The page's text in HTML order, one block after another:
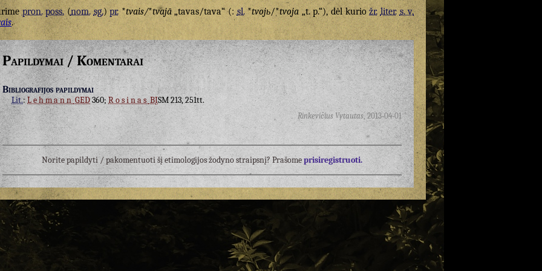
pron. poss.(nom. sg.)pr.*tvais/*tvajā„tavas/tava“ (:sl.*tvojь/*tvoja „t. p.“), dėl kuriožr. liter. s. v.
.
Papildymai / Komentarai
Bibliografijos papildymai
Lit.:LehmannGED360; RosinasBĮSM 213, 251tt.
Rinkevičius Vytautas,2013-04-01
Norite papildyti / pakomentuoti šį etimologijos žodyno straipsnį? Prašomeprisiregistruoti.